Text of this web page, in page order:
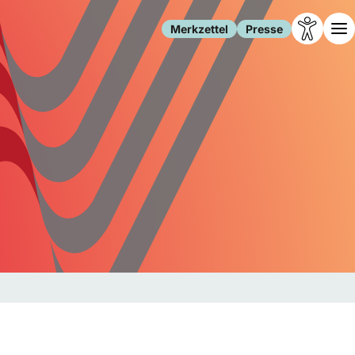
Merkzettel Presse
Leben
Familie
Freizeit
Gesundheit
Internet
Gesellschaft
Forschung
Migration
Polizei